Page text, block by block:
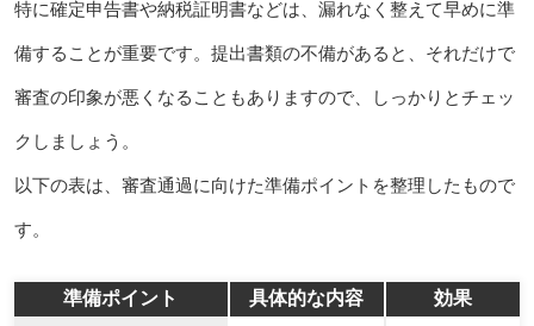
特に確定申告書や納税証明書などは、漏れなく整えて早めに準
備することが重要です。提出書類の不備があると、それだけで
審査の印象が悪くなることもありますので、しっかりとチェッ
クしましょう。
以下の表は、審査通過に向けた準備ポイントを整理したもので
す。
準備ポイント 具体的な内容 効果